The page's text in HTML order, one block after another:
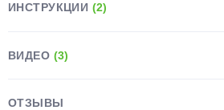
ИНСТРУКЦИИ (2)
ВИДЕО (3)
ОТЗЫВЫ